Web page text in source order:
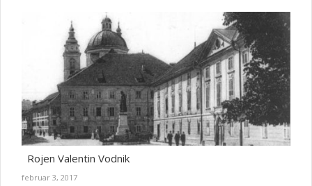
Rojen Valentin Vodnik
februar 3, 2017